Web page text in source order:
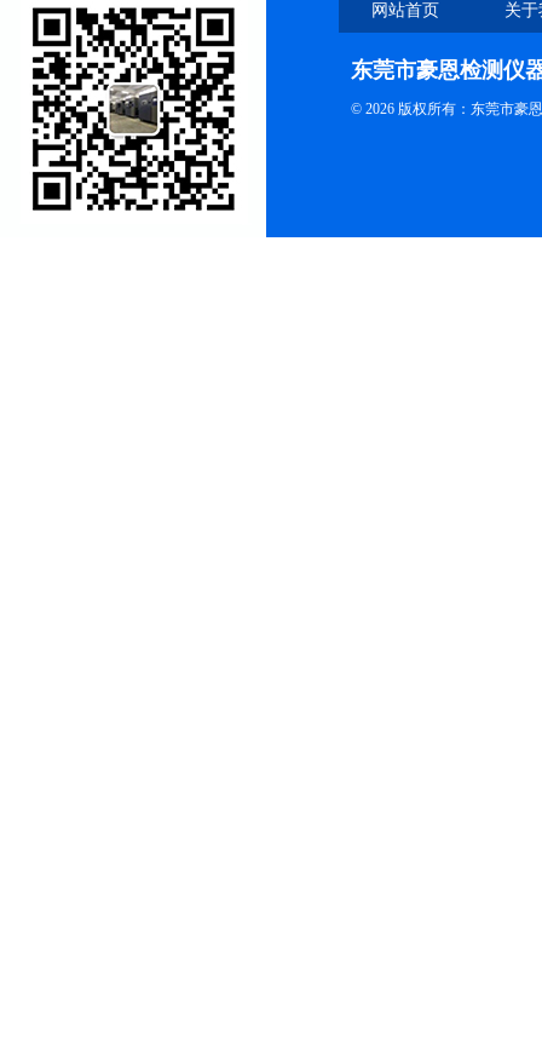
网站首页 关
东莞市豪恩检测仪
© 2026 版权所有：东莞市豪